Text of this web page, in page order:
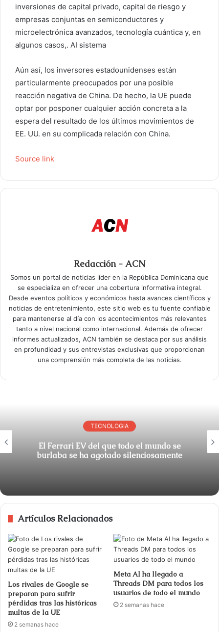
inversiones de capital privado, capital de riesgo y
empresas conjuntas en semiconductores y
microelectrónica avanzados, tecnología cuántica y, en
algunos casos,. AI sistema
Aún así, los inversores estadounidenses están
particularmente preocupados por una posible
reacción negativa de China. De hecho, la UE puede
optar por posponer cualquier acción concreta a la
espera del resultado de los últimos movimientos de
EE. UU. en su complicada relación con China.
Source link
Redacción - ACN
Somos un portal de noticias líder en la República Dominicana que
se especializa en ofrecer una cobertura informativa integral.
Desde eventos políticos y económicos hasta avances científicos y
noticias de entretenimiento, este sitio web es tu fuente confiable
para mantenerse al día con los acontecimientos más relevantes
tanto a nivel nacional como internacional. Además de ofrecer
informes actualizados, ACN también se destaca por sus análisis
en profundidad y sus entrevistas exclusivas que proporcionan
una comprensión más completa de las noticias.
TECNOLOGIA
El Ferrari EV del que todo el mundo se
burlaba se ha agotado silenciosamente
Artículos Relacionados
Los rivales de Google se
preparan para sufrir
pérdidas tras las históricas
multas de la UE
2 semanas hace
Meta AI ha llegado a
Threads DM para todos los
usuarios de todo el mundo
2 semanas hace